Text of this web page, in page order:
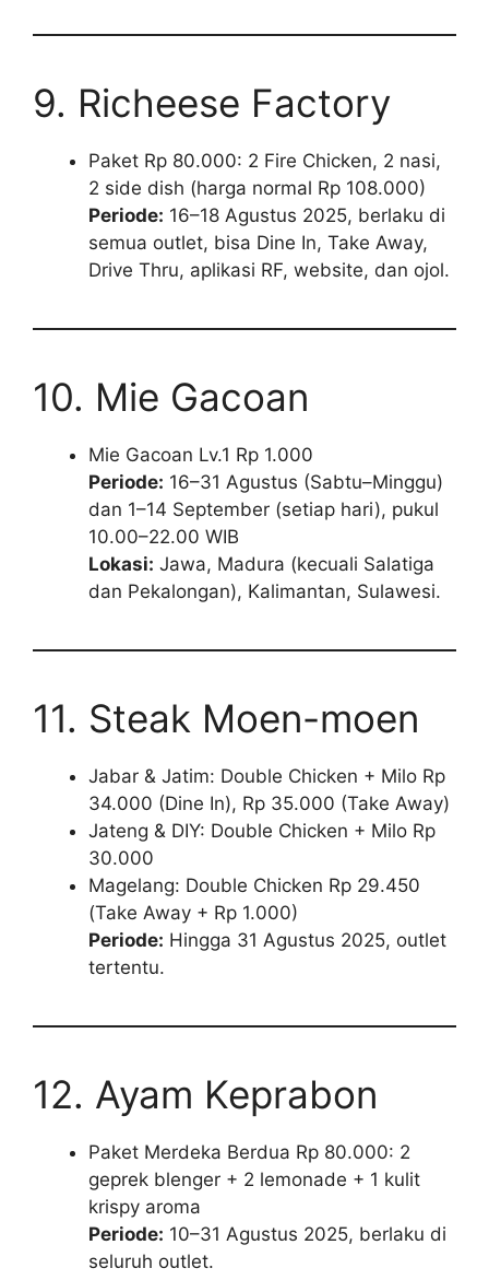
9. Richeese Factory
Paket Rp 80.000: 2 Fire Chicken, 2 nasi,
2 side dish (harga normal Rp 108.000)
Periode: 16–18 Agustus 2025, berlaku di
semua outlet, bisa Dine In, Take Away,
Drive Thru, aplikasi RF, website, dan ojol.
10. Mie Gacoan
Mie Gacoan Lv.1 Rp 1.000
Periode: 16–31 Agustus (Sabtu–Minggu)
dan 1–14 September (setiap hari), pukul
10.00–22.00 WIB
Lokasi: Jawa, Madura (kecuali Salatiga
dan Pekalongan), Kalimantan, Sulawesi.
11. Steak Moen-moen
Jabar & Jatim: Double Chicken + Milo Rp
34.000 (Dine In), Rp 35.000 (Take Away)
Jateng & DIY: Double Chicken + Milo Rp
30.000
Magelang: Double Chicken Rp 29.450
(Take Away + Rp 1.000)
Periode: Hingga 31 Agustus 2025, outlet
tertentu.
12. Ayam Keprabon
Paket Merdeka Berdua Rp 80.000: 2
geprek blenger + 2 lemonade + 1 kulit
krispy aroma
Periode: 10–31 Agustus 2025, berlaku di
seluruh outlet.